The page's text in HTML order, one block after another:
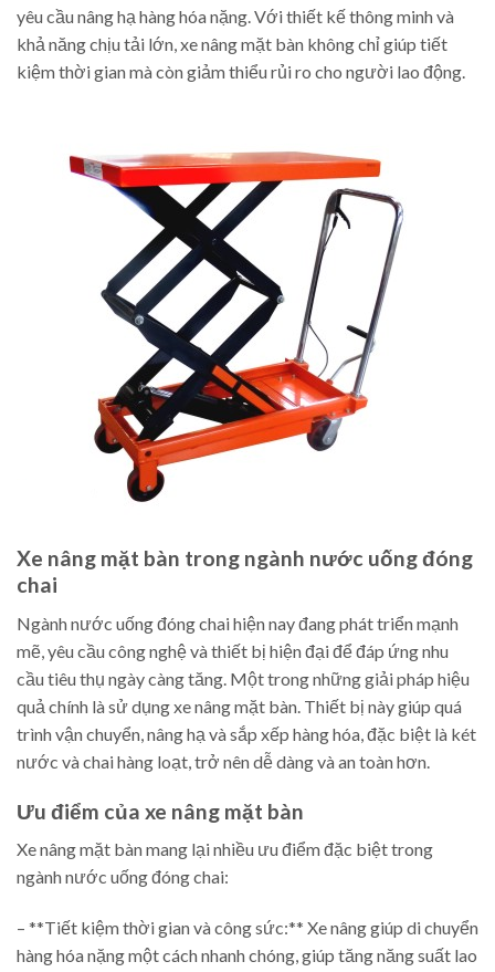
yêu cầu nâng hạ hàng hóa nặng. Với thiết kế thông minh và
khả năng chịu tải lớn, xe nâng mặt bàn không chỉ giúp tiết
kiệm thời gian mà còn giảm thiểu rủi ro cho người lao động.
Xe nâng mặt bàn trong ngành nước uống đóng
chai
Ngành nước uống đóng chai hiện nay đang phát triển mạnh
mẽ, yêu cầu công nghệ và thiết bị hiện đại để đáp ứng nhu
cầu tiêu thụ ngày càng tăng. Một trong những giải pháp hiệu
quả chính là sử dụng xe nâng mặt bàn. Thiết bị này giúp quá
trình vận chuyển, nâng hạ và sắp xếp hàng hóa, đặc biệt là két
nước và chai hàng loạt, trở nên dễ dàng và an toàn hơn.
Ưu điểm của xe nâng mặt bàn
Xe nâng mặt bàn mang lại nhiều ưu điểm đặc biệt trong
ngành nước uống đóng chai:
– **Tiết kiệm thời gian và công sức:** Xe nâng giúp di chuyển
hàng hóa nặng một cách nhanh chóng, giúp tăng năng suất lao